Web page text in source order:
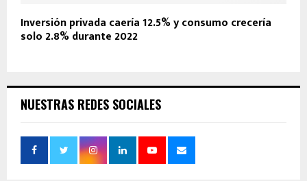
Inversión privada caería 12.5% y consumo crecería
solo 2.8% durante 2022
NUESTRAS REDES SOCIALES